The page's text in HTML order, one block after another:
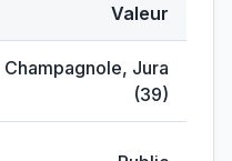
Valeur
Champagnole, Jura
(39)